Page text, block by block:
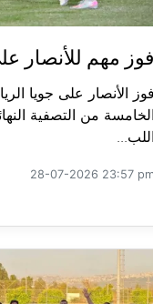
فوز مهم للأنصار
الخامسة من التصفية
اللب...
28-07-2026 23:57 pm